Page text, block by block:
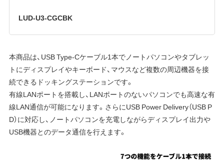
LUD-U3-CGCBK
本商品は、USB Type-Cケーブル1本でノートパソコンやタブレッ
トにディスプレイやキーボード、マウスなど複数の周辺機器を接
続できるドッキングステーションです。
有線LANポートを搭載し、LANポートのないパソコンでも高速な有
線LAN通信が可能になります。さらにUSB Power Delivery（USB P
D）に対応し、ノートパソコンを充電しながらディスプレイ出力や
USB機器とのデータ通信を行えます。